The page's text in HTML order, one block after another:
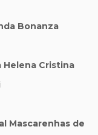
Bonanza
Helena Cristina
Mascarenhas de